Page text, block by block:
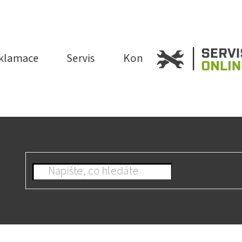
Servis Kontakt